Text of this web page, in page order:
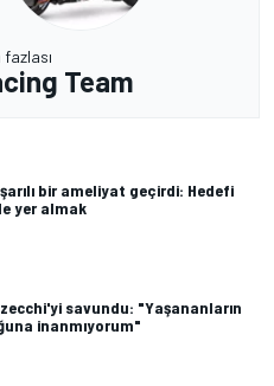
fazlası
Team
bir ameliyat geçirdi: Hedefi
yer almak
savundu: "Yaşananların
inanmıyorum"